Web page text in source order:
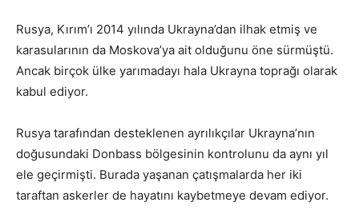
Rusya, Kırım’ı 2014 yılında Ukrayna’dan ilhak etmiş ve
karasularının da Moskova’ya ait olduğunu öne sürmüştü.
Ancak birçok ülke yarımadayı hala Ukrayna toprağı olarak
kabul ediyor.
Rusya tarafından desteklenen ayrılıkçılar Ukrayna’nın
doğusundaki Donbass bölgesinin kontrolunu da aynı yıl
ele geçirmişti. Burada yaşanan çatışmalarda her iki
taraftan askerler de hayatını kaybetmeye devam ediyor.